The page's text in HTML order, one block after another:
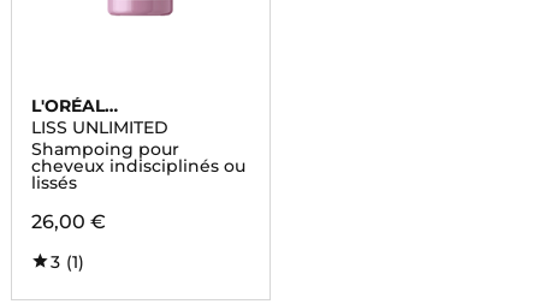
L'ORÉAL
PROFESSIONNEL
LISS UNLIMITED
Shampoing pour
cheveux indisciplinés ou
lissés
26,00 €
3 (1)